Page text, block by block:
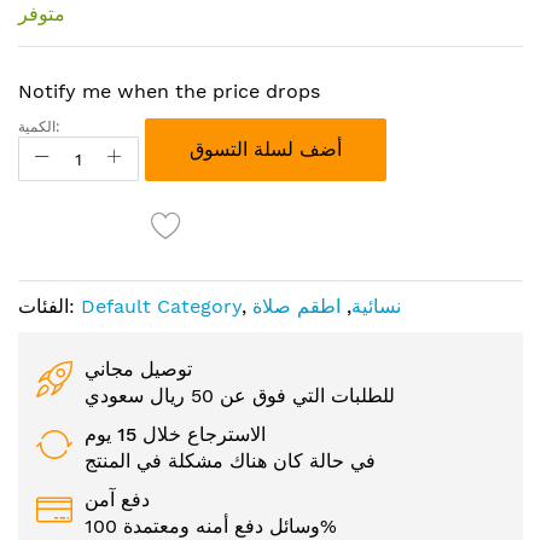
معرض
الصور
متوفر
Notify me when the price drops
الكمية:
أضف لسلة التسوق
الفئات: Default Category, نسائية, اطقم صلاة
توصيل مجاني
للطلبات التي فوق عن 50 ريال سعودي
الاسترجاع خلال 15 يوم
في حالة كان هناك مشكلة في المنتج
دفع آمن
وسائل دفع أمنه ومعتمدة 100%